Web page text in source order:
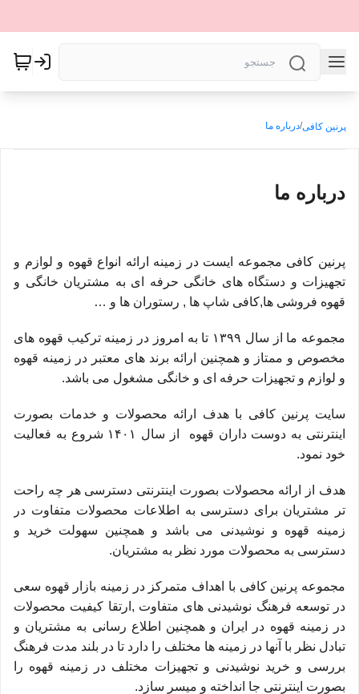
پرنین کافی/درباره ما
درباره ما
پرنین کافی مجموعه ایست در زمینه ارائه انواع قهوه و لوازم و
تجهیزات و دستگاه های خانگی حرفه ای به مشتریان خانگی و
قهوه فروشی ها,کافی شاپ ها , رستوران ها و …
مجموعه ما از سال ۱۳۹۹ تا به امروز در زمینه ترکیب قهوه های
مخصوص و ممتاز و همچنین ارائه برند های معتبر در زمینه قهوه
و لوازم و تجهیزات حرفه ای و خانگی مشغول می باشد.
سایت پرنین کافی با هدف ارائه محصولات و خدمات بصورت
اینترنتی به دوست داران قهوه از سال ۱۴۰۱ شروع به فعالیت
خود نمود.
هدف از ارائه محصولات بصورت اینترنتی دسترسی هر چه راحت
تر مشتریان برای دسترسی به اطلاعات محصولات متفاوت در
زمینه قهوه و نوشیدنی می باشد و همچنین سهولت خرید و
دسترسی به محصولات مورد نظر به مشتریان.
مجموعه پرنین کافی با اهداف متمرکز در زمینه بازار قهوه سعی
در توسعه فرهنگ نوشیدنی های متفاوت ,ارتقا کیفیت محصولات
در زمینه قهوه در ایران و همچنین اطلاع رسانی به مشتریان و
تبادل نظر با آنها در زمینه ها مختلف را دارد تا در بلند مدت فرهنگ
بررسی و خرید نوشیدنی و تجهیزات مختلف در زمینه قهوه را
بصورت اینترنتی جا انداخته و میسر سازد.